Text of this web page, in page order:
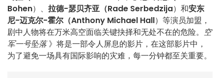
Bohen）、 拉德-瑟贝齐亚（Rade Serbedzija）和安东
尼-迈克尔-霍尔（Anthony Michael Hall）等演员加盟，
剧中人物将在万米高空面临关键抉择和无处不在的危险。 空
军一号坠落》将是一部令人屏息的影片，在这部影片中，
为了避免一场具有国际影响的灾难，每一分钟都至关重要。